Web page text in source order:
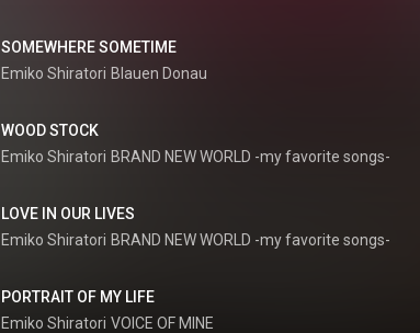
SOMEWHERE SOMETIME
Emiko Shiratori Blauen Donau
WOOD STOCK
Emiko Shiratori BRAND NEW WORLD -my favorite songs-
LOVE IN OUR LIVES
Emiko Shiratori BRAND NEW WORLD -my favorite songs-
PORTRAIT OF MY LIFE
Emiko Shiratori VOICE OF MINE